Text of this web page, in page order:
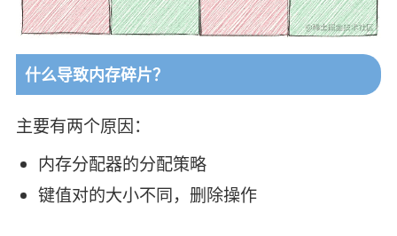
什么导致内存碎片？
主要有两个原因：
内存分配器的分配策略
键值对的大小不同，删除操作